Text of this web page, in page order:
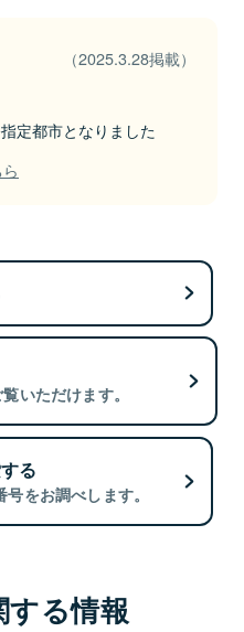
（2025.3.28掲載）
定都市となりました
いただけます。
る
をお調べします。
する情報